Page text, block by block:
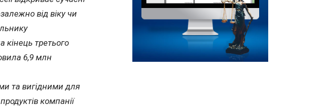
від віку чи
кінець третього
6,9 млн
та вигідними для
компанії